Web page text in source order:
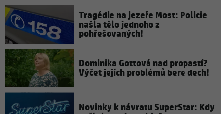
Tragédie na jezeře Most: Policie
našla tělo jednoho z
pohřešovaných!
Dominika Gottová nad propastí?
Výčet jejích problémů bere dech!
Novinky k návratu SuperStar: Kdy